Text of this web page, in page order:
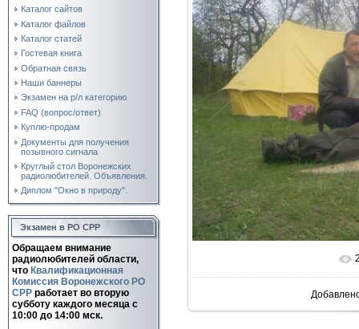
Каталог сайтов
Каталог файлов
Каталог статей
Гостевая книга
Обратная связь
Наши баннеры
Экзамен на р/л категорию
FAQ (вопрос/ответ)
Куплю-продам
Документы для получения
позывного сигнала
Круглый стол Воронежских
радиолюбителей. Объявления.
Диплом "Окно в природу".
Экзамен в РО СРР
Обращаем внимание
радиолюбителей области,
что Квалификационная
Комиссия Воронежского РО
СРР работает во вторую
субботу каждого месяца c
10:00 до 14:00 мск.
В